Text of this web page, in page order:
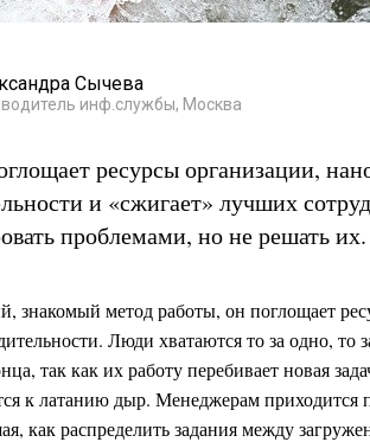
Сычева
инф.службы, Москва
ресурсы организации,
и «сжигает» лучших
проблемами, но не решать
знакомый метод работы, он поглощает
Люди хватаются то за одно, то
так как их работу перебивает новая
к латанию дыр. Менеджерам приходится
как распределить задания между